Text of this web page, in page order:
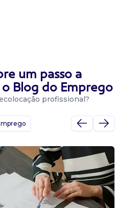
um passo a
Blog do Emprego
profissional?